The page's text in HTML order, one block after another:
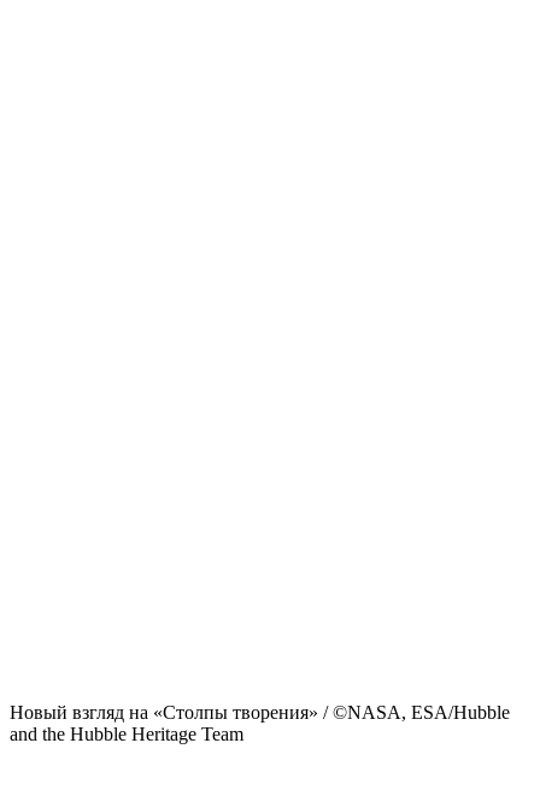
Новый взгляд на «Столпы творения» / ©NASA, ESA/Hubble
and the Hubble Heritage Team